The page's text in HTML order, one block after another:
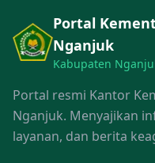
Portal
Nganjuk
Kabupaten
Portal resmi Kantor
Nganjuk. Menyajikan
layanan, dan berita